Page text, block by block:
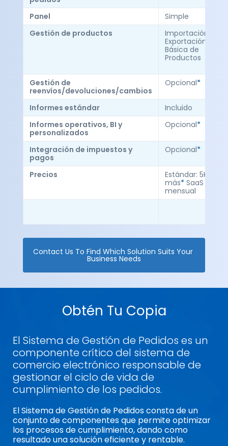
Panel
Simple
Gestión de productos
Importación y
Exportación
Básica de
Productos
Gestión de
reenvíos/devoluciones/cambios
Opcional*
Informes estándar
Incluido
Informes operativos, BI y
personalizados
Opcional*
Integración de impuestos y
pagos
Opcional*
Precios
Estándar: 5K
más* SaaS
mensual
Contact Us To Find Which Solution Suits Your
Business Needs
Obtén Tu Copia
El Sistema de Gestión de Pedidos es un
componente crítico del sistema de
comercio electrónico responsable de
gestionar el ciclo de vida de
cumplimiento de los pedidos.
El Sistema de Gestión de Pedidos consta de un
conjunto de componentes que permite optimizar
los procesos de cumplimiento, dando como
resultado una solución eficiente y rentable.